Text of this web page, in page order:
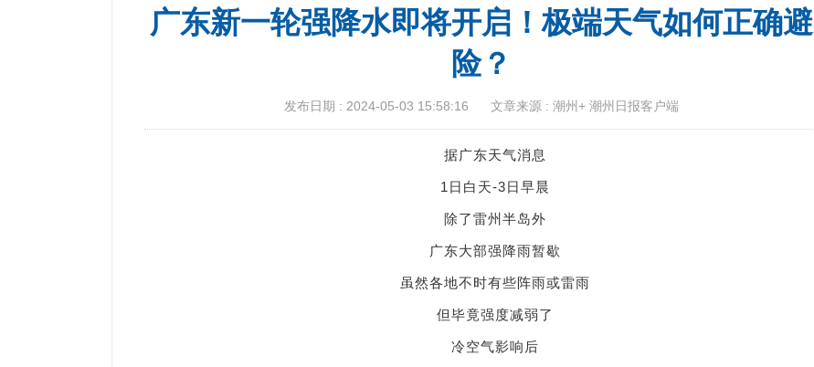
广东新一轮强降水即将开启！极端天气如何正确避
险？
发布日期 : 2024-05-03 15:58:16 文章来源 : 潮州+ 潮州日报客户端
据广东天气消息
1日白天-3日早晨
除了雷州半岛外
广东大部强降雨暂歇
虽然各地不时有些阵雨或雷雨
但毕竟强度减弱了
冷空气影响后